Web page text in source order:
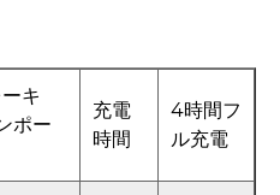
キ
ポー
充電
時間
4時間フ
ル充電